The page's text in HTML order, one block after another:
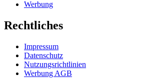
Werbung
Rechtliches
Impressum
Datenschutz
Nutzungsrichtlinien
Werbung AGB